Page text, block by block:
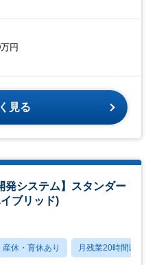
円
見る
発システム】スタンダー
ブリッド)
産休・育休あり 月残業20時間以内